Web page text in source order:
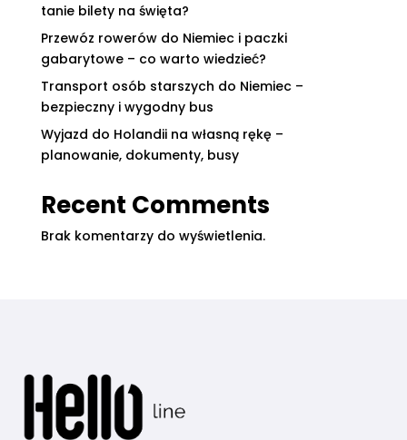
tanie bilety na święta?
Przewóz rowerów do Niemiec i paczki
gabarytowe – co warto wiedzieć?
Transport osób starszych do Niemiec –
bezpieczny i wygodny bus
Wyjazd do Holandii na własną rękę –
planowanie, dokumenty, busy
Recent Comments
Brak komentarzy do wyświetlenia.